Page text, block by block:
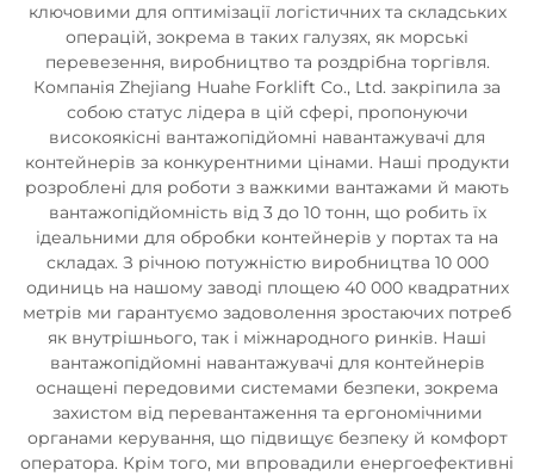
ключовими для оптимізації логістичних та складських
операцій, зокрема в таких галузях, як морські
перевезення, виробництво та роздрібна торгівля.
Компанія Zhejiang Huahe Forklift Co., Ltd. закріпила за
собою статус лідера в цій сфері, пропонуючи
високоякісні вантажопідйомні навантажувачі для
контейнерів за конкурентними цінами. Наші продукти
розроблені для роботи з важкими вантажами й мають
вантажопідйомність від 3 до 10 тонн, що робить їх
ідеальними для обробки контейнерів у портах та на
складах. З річною потужністю виробництва 10 000
одиниць на нашому заводі площею 40 000 квадратних
метрів ми гарантуємо задоволення зростаючих потреб
як внутрішнього, так і міжнародного ринків. Наші
вантажопідйомні навантажувачі для контейнерів
оснащені передовими системами безпеки, зокрема
захистом від перевантаження та ергономічними
органами керування, що підвищує безпеку й комфорт
оператора. Крім того, ми впровадили енергоефективні